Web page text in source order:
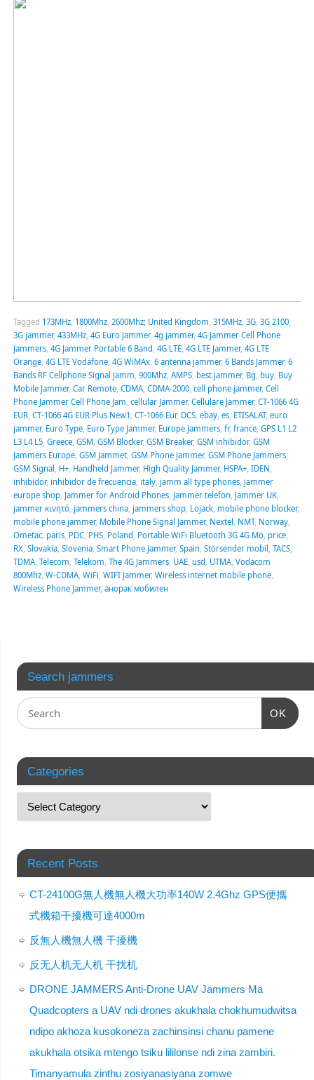
Tagged 173MHz, 1800Mhz, 2600Mhz; United Kingdom 315MHz, 3G, 3G 2100,
3G jammer, 433MHz, 4G Euro Jammer, 4g jammer, 4G Jammer Cell Phone
Jammers, 4G Jammer Portable 6 Band 4G LTE, 4G LTE Jammer, 4G LTE
Orange, 4G LTE Vodafone, 4G WiMAx, 6 antenna jammer, 6 Bands Jammer, 6
Bands RF Cellphone Signal Jamm 900Mhz, AMPS, best jammer, Bg buy, Buy
Mobile Jammer, Car Remote, CDMA, CDMA-2000, cell phone jammer, Cell
Phone Jammer Cell Phone Jam cellular Jammer, Cellulare Jammer, CT-1066 4G
EUR, CT-1066 4G EUR Plus New1 CT-1066 Eur, DCS, ebay, es, ETISALAT, euro
jammer, Euro Type, Euro Type Jammer, Europe Jammers, fr, france, GPS L1 L2
L3 L4 L5, Greece, GSM, GSM Blocker, GSM Breaker, GSM inhibidor, GSM
Jammers Europe, GSM Jammet, GSM Phone Jammer, GSM Phone Jammers,
GSM Signal H+, Handheld Jammer, High Quality Jammer, HSPA+, IDEN
inhibidor, inhibidor de frecuencia, italy, jamm all type phones, jammer
europe shop, Jammer for Android Phones, Jammer telefon Jammer UK,
jammer κινητό, jammers china, jammers shop, Lojack, mobile phone blocker,
mobile phone jammer, Mobile Phone Signal Jammer, Nextel NMT, Norway,
Ometac, paris, PDC, PHS, Poland Portable WiFi Bluetooth 3G 4G Mo, price,
RX, Slovakia, Slovenia, Smart Phone Jammer, Spain Störsender mobil TACS,
TDMA, Telecom Telekom The 4G Jammers, UAE, usd UTMA, Vodacom
800Mhz, W-CDMA, WiFi WIFI Jammer, Wireless internet mobile phone,
Wireless Phone Jammer, анорак мобилен
Search jammers
OK
Categories
Recent Posts
CT-24100G無人機無人機大功率140W 2.4Ghz GPS便攜
式機箱干擾機可達4000m
反無人機無人機 干擾機
反无人机无人机 干扰机
DRONE JAMMERS Anti-Drone UAV Jammers Ma
Quadcopters a UAV ndi drones akukhala chokhumudwitsa
ndipo akhoza kusokoneza zachinsinsi chanu pamene
akukhala otsika mtengo tsiku lililonse ndi zina zambiri.
Timanyamula zinthu zosiyanasiyana zomwe